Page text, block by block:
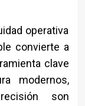
operativa
convierte a
clave
modernos,
son